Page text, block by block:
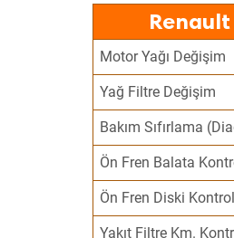
Motor Yağı Değişim
Yağ Filtre Değişim
Bakım Sıfırlama
Ön Fren Balata
Ön Fren Diski Kontrol
Yakıt Filtre Km.